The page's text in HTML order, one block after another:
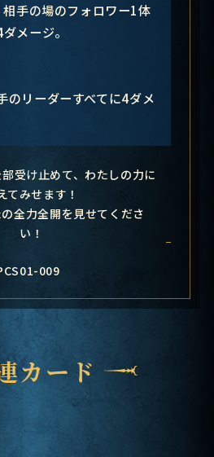
相手の場のフォロワー1体
メージ。
のリーダーすべてに4ダメ
受け止めて、わたしの力に
てみせます！
全力全開を見せてくださ
い！
009
カード